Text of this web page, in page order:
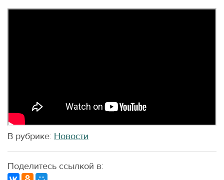
В рубрике: Новости
Поделитесь ссылкой в: